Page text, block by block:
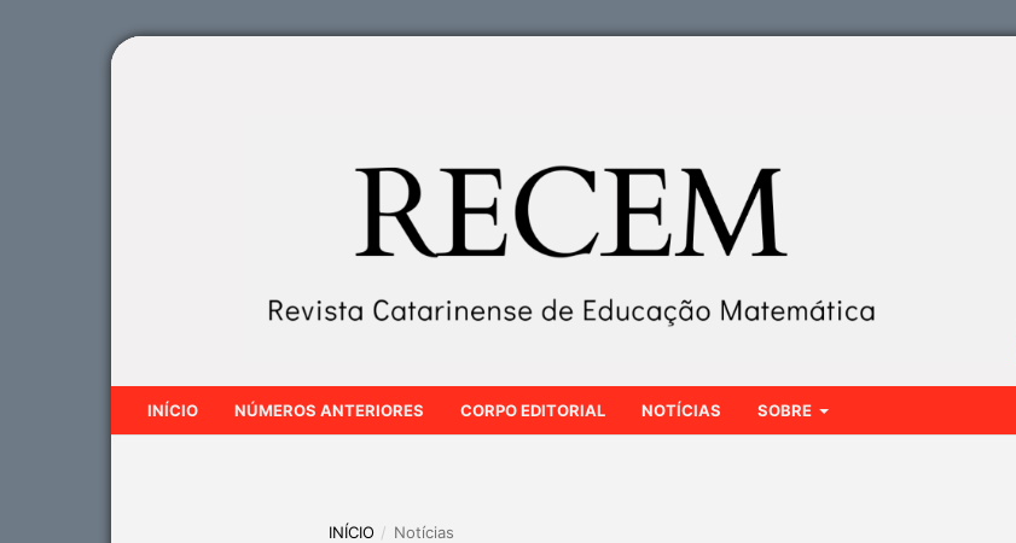
INÍCIO NÚMEROS ANTERIORES CORPO EDITORIAL NOTÍCIAS SOBRE
INÍCIO / Notícias